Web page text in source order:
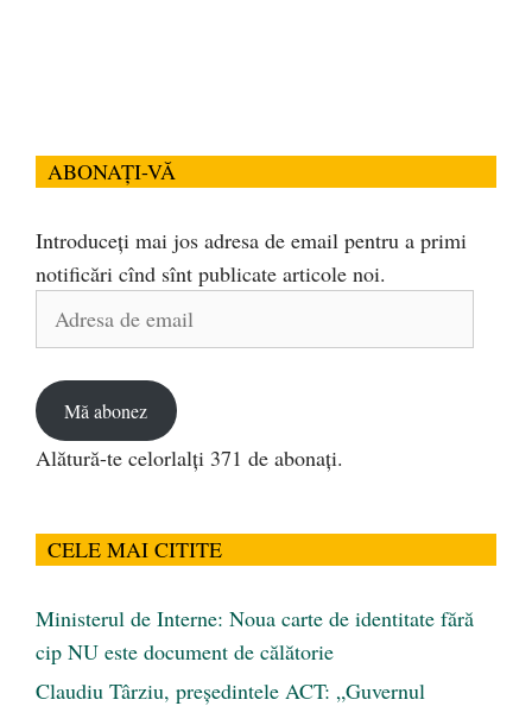
ABONAȚI-VĂ
Introduceți mai jos adresa de email pentru a primi
notificări cînd sînt publicate articole noi.
Adresa
Mă abonez
Alătură-te celorlalți 371 de abonați.
CELE MAI CITITE
Ministerul de Interne: Noua carte de identitate fără
cip NU este document de călătorie
Claudiu Târziu, președintele ACT: „Guvernul